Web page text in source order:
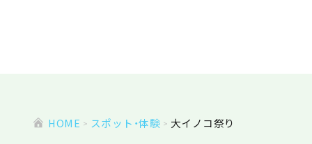
HOME スポット・体験 大イノコ祭り